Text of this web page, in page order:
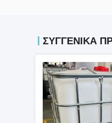
ΣΥΓΓΕΝΙΚΆ